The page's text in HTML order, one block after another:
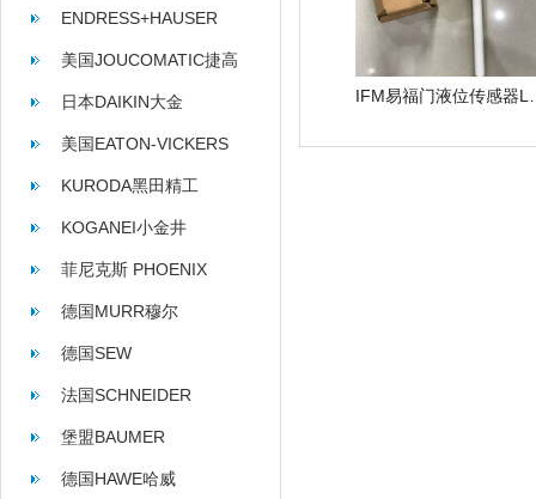
ENDRESS+HAUSER
美国JOUCOMATIC捷高
日本DAIKIN大金
美国EATON-VICKERS
KURODA黑田精工
KOGANEI小金井
菲尼克斯 PHOENIX
CONTACT
德国MURR穆尔
德国SEW
法国SCHNEIDER
堡盟BAUMER
德国HAWE哈威